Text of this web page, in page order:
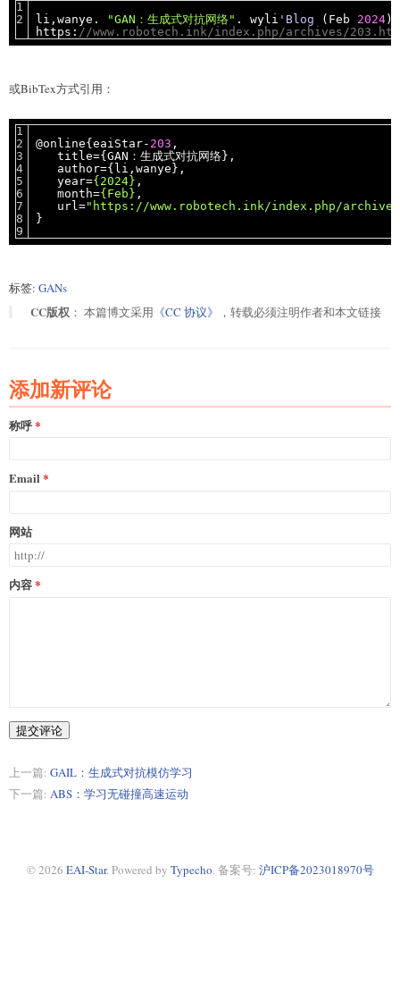
li,wanye. "GAN：生成式对抗网络" . wyli 'Blog (Feb 2024).
https: //www.robotech.ink/index.php/archives/
或BibTex方式引用：
@online{eaiStar- 203 ,
title={GAN：生成式对抗网络},
author={li,wanye},
year={2024} ,
month={Feb} ,
url="https://www.robotech.ink/index.php/
}
标签: GANs
CC版权： 本篇博文采用 《CC 协议》 ，转载必须注明作者和本文链接
添加新评论
称呼
Email
网站
内容
提交评论
上一篇: GAIL：生成式对抗模仿学习
下一篇: ABS：学习无碰撞高速运动
© 2026 EAI-Star. Powered by Typecho. 备案号: 沪ICP备2023018970号